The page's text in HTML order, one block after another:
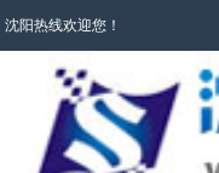
沈阳热线欢迎您！